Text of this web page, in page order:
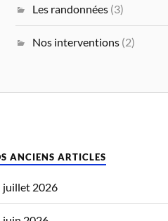
Les randonnées (3)
Nos interventions (2)
ANCIENS ARTICLES
juillet 2026